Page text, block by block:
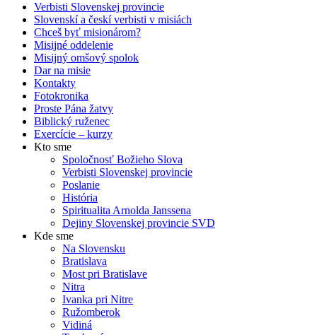
Verbisti Slovenskej provincie
Slovenskí a českí verbisti v misiách
Chceš byť misionárom?
Misijné oddelenie
Misijný omšový spolok
Dar na misie
Kontakty
Fotokronika
Proste Pána žatvy
Biblický ruženec
Exercície – kurzy
Kto sme
Spoločnosť Božieho Slova
Verbisti Slovenskej provincie
Poslanie
História
Spiritualita Arnolda Janssena
Dejiny Slovenskej provincie SVD
Kde sme
Na Slovensku
Bratislava
Most pri Bratislave
Nitra
Ivanka pri Nitre
Ružomberok
Vidiná